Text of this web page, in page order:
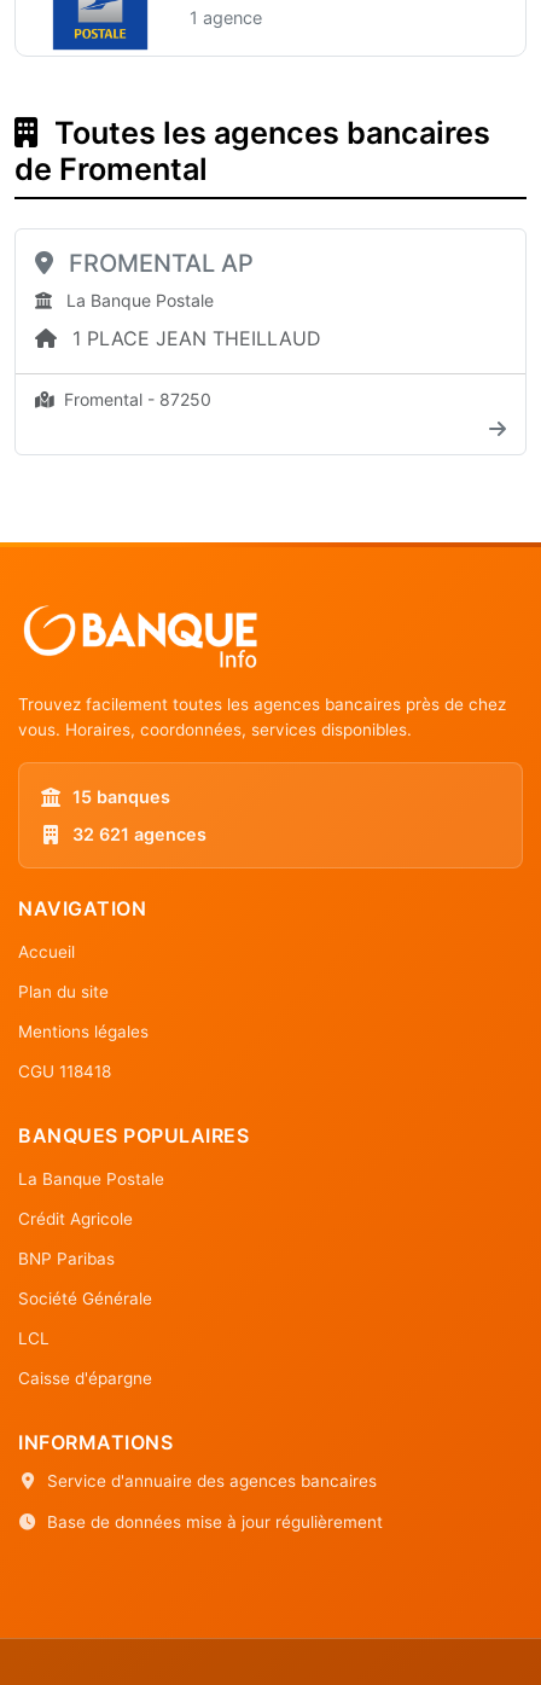
1 agence
Toutes les agences bancaires
de Fromental
FROMENTAL AP
La Banque Postale
1 PLACE JEAN THEILLAUD
Fromental - 87250
Trouvez facilement toutes les agences bancaires près de chez
vous. Horaires, coordonnées, services disponibles.
15 banques
32 621 agences
NAVIGATION
Accueil
Plan du site
Mentions légales
CGU 118418
BANQUES POPULAIRES
La Banque Postale
Crédit Agricole
BNP Paribas
Société Générale
LCL
Caisse d'épargne
INFORMATIONS
Service d'annuaire des agences bancaires
Base de données mise à jour régulièrement